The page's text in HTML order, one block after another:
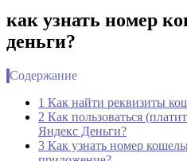
​как узнать номер
деньги?
Содержание
1 Как найти реквизиты
2 Как пользоваться
Яндекс Деньги?
3 Как узнать номер